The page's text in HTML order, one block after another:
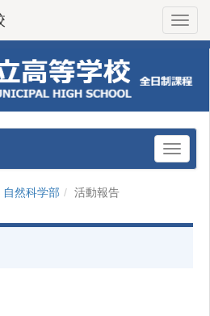
自然科学部 活動報告